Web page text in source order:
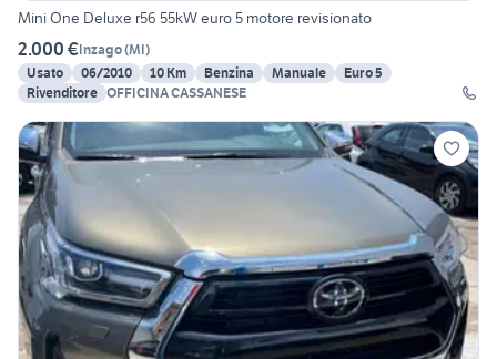
Mini One Deluxe r56 55kW euro 5 motore revisionato
2.000 €Inzago(MI)
Usato
06/2010 10 Km Benzina Manuale
Euro 5
Rivenditore OFFICINA CASSANESE